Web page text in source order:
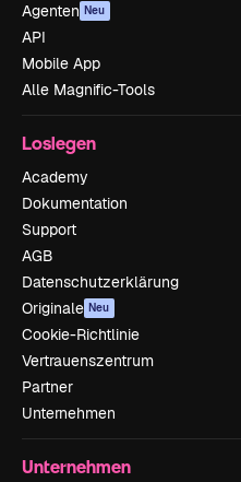
Agenten Neu
API
Mobile App
Alle Magnific-Tools
Loslegen
Academy
Dokumentation
Support
AGB
Datenschutzerklärung
Originale Neu
Cookie-Richtlinie
Vertrauenszentrum
Partner
Unternehmen
Unternehmen